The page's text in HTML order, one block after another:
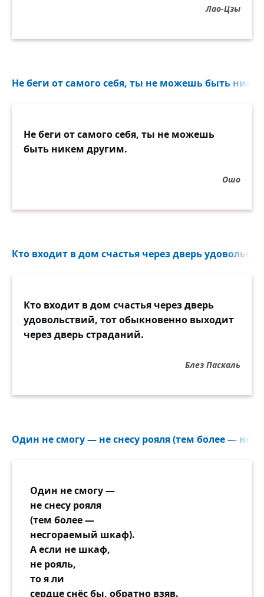
Лао-Цзы
Не беги от самого себя, ты не можешь быть
Не беги от самого себя, ты не можешь
быть никем другим.
Ошо
Кто входит в дом счастья через дверь
Кто входит в дом счастья через дверь
удовольствий, тот обыкновенно выходит
через дверь страданий.
Блез Паскаль
Один не смогу — не снесу рояля (тем более —
Один не смогу —
не снесу рояля
(тем более —
несгораемый шкаф).
А если не шкаф,
не рояль,
то я ли
сердце снёс бы, обратно взяв.